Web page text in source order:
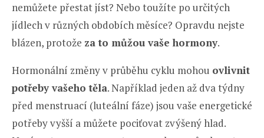
nemůžete přestat jíst? Nebo toužíte po určitých
jídlech v různých obdobích měsíce? Opravdu nejste
blázen, protože za to můžou vaše hormony.
Hormonální změny v průběhu cyklu mohou ovlivnit
potřeby vašeho těla. Například jeden až dva týdny
před menstruací (luteální fáze) jsou vaše energetické
potřeby vyšší a můžete pociťovat zvýšený hlad.